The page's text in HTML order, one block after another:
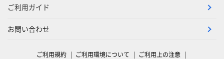
ご利用ガイド
お問い合わせ
ご利用規約 ご利用環境について
ご利用上の注意